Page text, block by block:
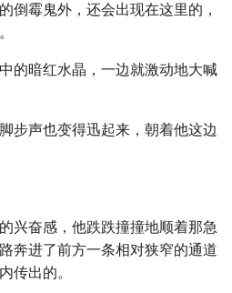
倒霉鬼外，还会出现在这里的，
的暗红水晶，一边就激动地大喊
步声也变得迅起来，朝着他这边
兴奋感，他跌跌撞撞地顺着那急
奔进了前方一条相对狭窄的通道
传出的。